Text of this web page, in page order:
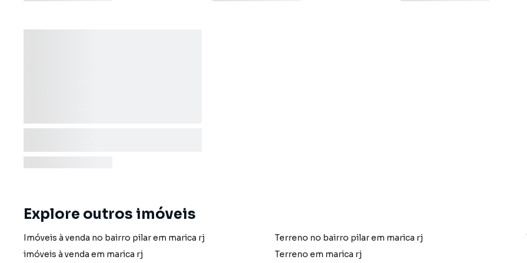
Explore outros imóveis
Imóveis à venda no bairro pilar em marica rj Terreno no bairro pilar em marica rj
imóveis à venda em marica rj
Terreno em marica rj